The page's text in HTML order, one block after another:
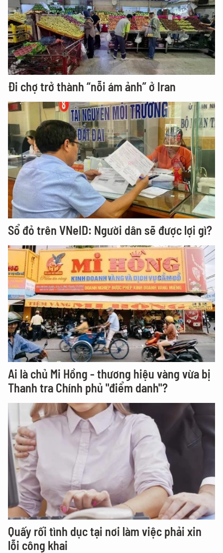
Đi chợ trở thành “nỗi ám ảnh” ở Iran
Sổ đỏ trên VNeID: Người dân sẽ được lợi gì?
Ai là chủ Mi Hồng - thương hiệu vàng vừa bị
Thanh tra Chính phủ "điểm danh"?
Quấy rối tình dục tại nơi làm việc phải xin
lỗi công khai